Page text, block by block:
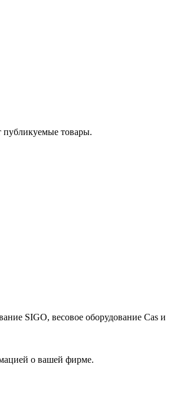
публикуемые товары.
SIGO, весовое оборудование Cas и
о вашей фирме.